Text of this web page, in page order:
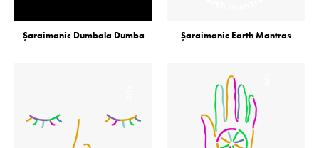
Șaraimanic Dumbala Dumba Șaraimanic Earth Mantras